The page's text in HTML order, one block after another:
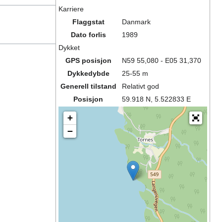
Karriere
Flaggstat
Danmark
Dato forlis
1989
Dykket
GPS posisjon
N59 55,080 - E05 31,370
Dykkedybde
25-55 m
Generell tilstand
Relativt god
Posisjon
59.918 N, 5.522833 E
+
−